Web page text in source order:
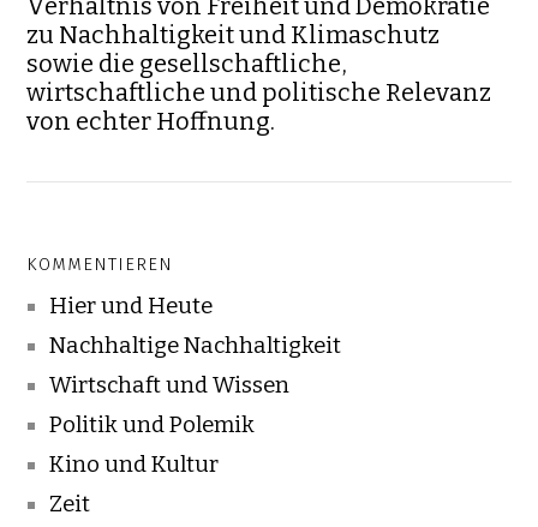
Verhältnis von Freiheit und Demokratie
zu Nachhaltigkeit und Klimaschutz
sowie die gesellschaftliche,
wirtschaftliche und politische Relevanz
von echter Hoffnung.
KOMMENTIEREN
Hier und Heute
Nachhaltige Nachhaltigkeit
Wirtschaft und Wissen
Politik und Polemik
Kino und Kultur
Zeit